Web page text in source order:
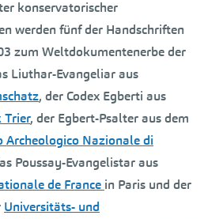
konservatorischer
werden fünf der Handschriften
zum Weltdokumentenerbe der
Liuthar-Evangeliar aus
, der Codex Egberti aus
, der Egbert-Psalter aus dem
Archeologico Nazionale di
Poussay-Evangelistar aus
de France in Paris und der
Universitäts- und